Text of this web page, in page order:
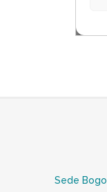
Sede